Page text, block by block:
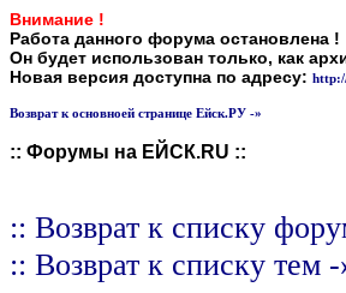
Внимание !
Работа данного форума остановлена !
Он будет использован только, как
Новая версия доступна по адресу:
Возврат к основноей странице Ейск.РУ -»
:: Форумы на ЕЙСК.RU ::
:: Возврат к списку
:: Возврат к списку тем -